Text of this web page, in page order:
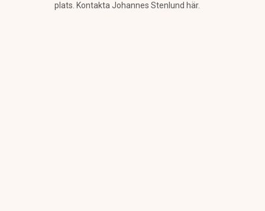
plats. Kontakta Johannes Stenlund här.